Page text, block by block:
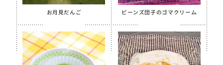
美ら海育ちもずく
【只今休売中】青大豆ペースト
白花豆&白いんげん豆ペースト
スクールがんもどき（Ca・Fe）
お月見だんご ビーンズ団子のゴマクリーム